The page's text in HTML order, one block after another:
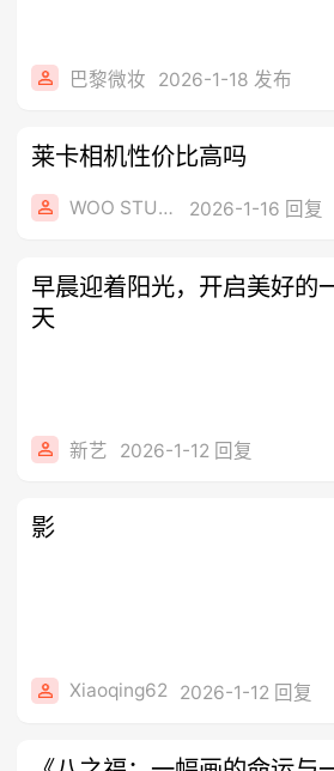
巴黎微妆 2026-1-18 发布
莱卡相机性价比高吗
WOO STUDIO 2026-1-16 回复
早晨迎着阳光，开启美好的
天
新艺 2026-1-12 回复
影
Xiaoqing62 2026-1-12 回复